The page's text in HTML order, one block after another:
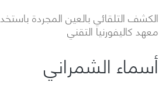
الكشف التلقائي بالعين المجردة
معهد كاليفورنيا التقني
أسماء الشمراني